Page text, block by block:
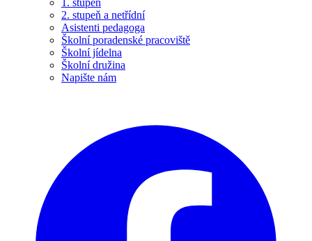
1. stupeň
2. stupeň a netřídní
Asistenti pedagoga
Školní poradenské pracoviště
Školní jídelna
Školní družina
Napište nám